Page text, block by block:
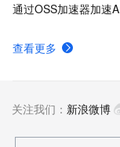
通过OSS加速器加速
查看更多
关注我们： 新浪微博